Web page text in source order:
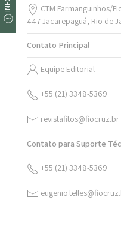
CTM Farmanguinhos/
447 Jacarepaguá, Rio de
Contato Principal
Equipe Editorial
+55 (21) 3348-5369
revistafitos@fiocruz.br
Contato para Suporte
+55 (21) 3348-5369